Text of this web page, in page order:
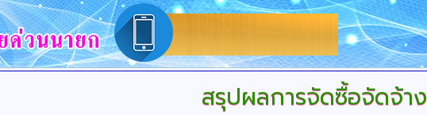
สรุปผลการจัดซื้อจัดจ้าง